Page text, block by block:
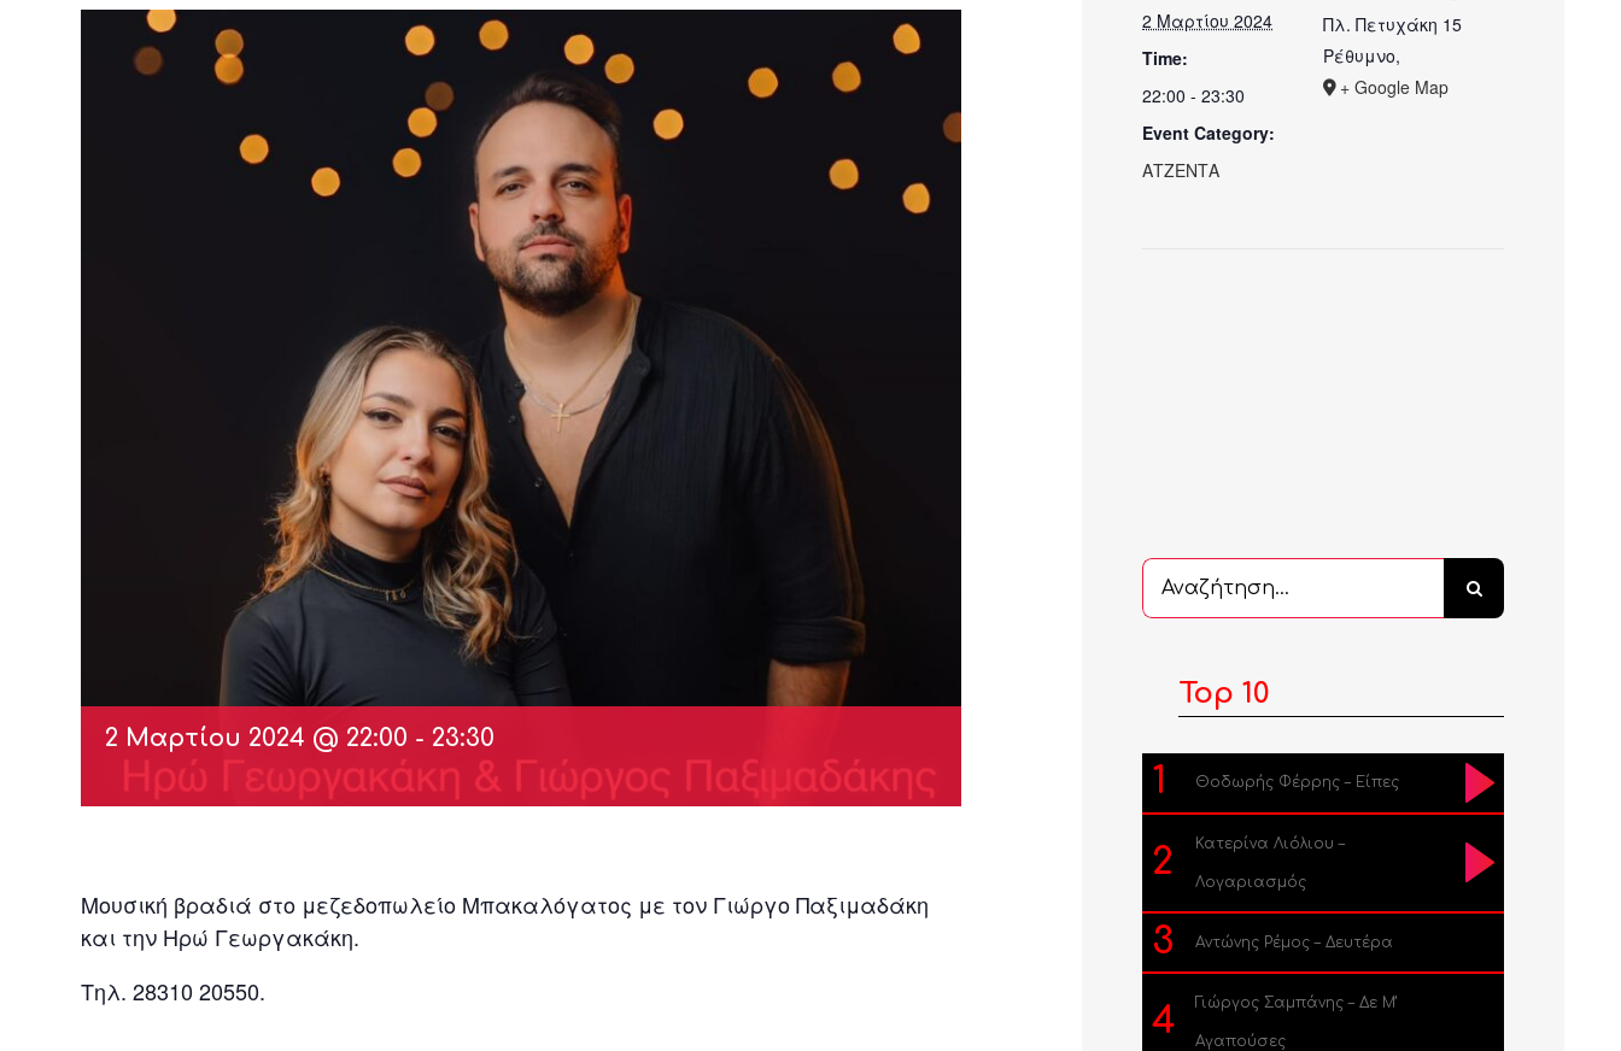
2 Μαρτίου 2024 @ 22:00 - 23:30
Μουσική βραδιά στο μεζεδοπωλείο Μπακαλόγατος με τον Γιώργο Παξιμαδάκη
και την Ηρώ Γεωργακάκη.
Τηλ. 28310 20550.
2 Μαρτίου 2024
Time:
22:00 - 23:30
Event Category:
ΑΤΖΕΝΤΑ
Πλ. Πετυχάκη 15
Ρέθυμνο,
+ Google Map
Αναζήτηση
...
Top 10
1 Θοδωρής Φέρρης – Είπες
2 Κατερίνα Λιόλιου –
Λογαριασμός
3 Αντώνης Ρέμος – Δευτέρα
4 Γιώργος Σαμπάνης – Δε Μ’
Αγαπούσες